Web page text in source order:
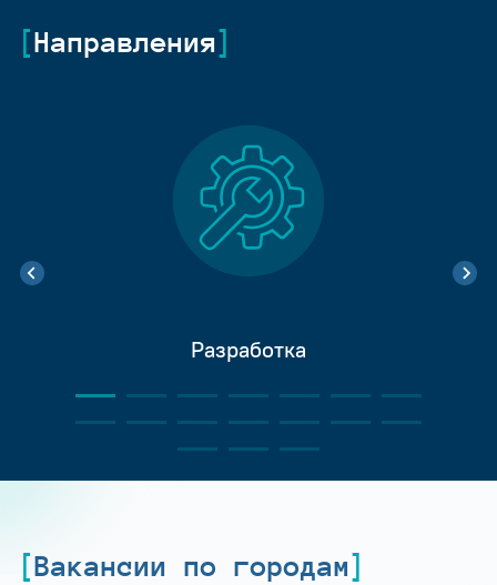
Направления
Разработка
Вакансии по городам